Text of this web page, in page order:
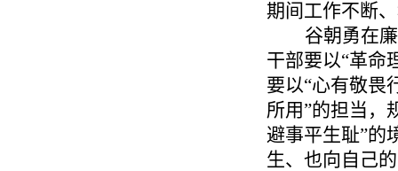
期间工作不断
谷朝勇在
干部要以“革命
要以“心有敬畏
所用”的担当，
避事平生耻”的
生、也向自己